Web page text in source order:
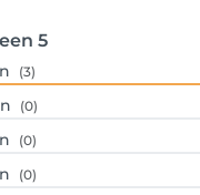
5
(3)
(0)
(0)
(0)